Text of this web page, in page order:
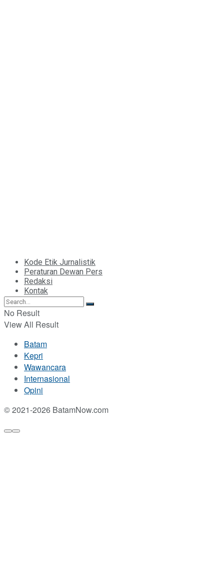
Kode Etik Jurnalistik
Peraturan Dewan Pers
Redaksi
Kontak
No Result
View All Result
Batam
Kepri
Wawancara
Internasional
Opini
© 2021-2026 BatamNow.com